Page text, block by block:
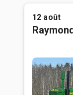
12 août